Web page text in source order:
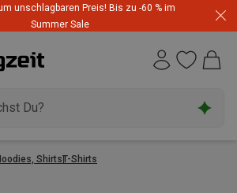
unschlagbaren Preis! Bis zu -60 % im
Summer Sale
ShirtsT-Shirts